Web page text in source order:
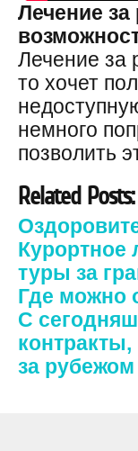
Лечение
Лечение за
то хочет
немного
позволить
Related Posts:
Курортное
туры за
Где можно
С
за рубежом